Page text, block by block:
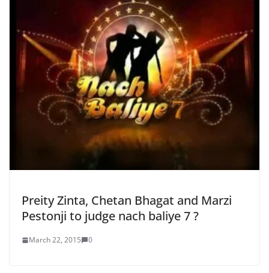
Preity Zinta, Chetan Bhagat and Marzi
Pestonji to judge nach baliye 7 ?
March 22, 2015 0